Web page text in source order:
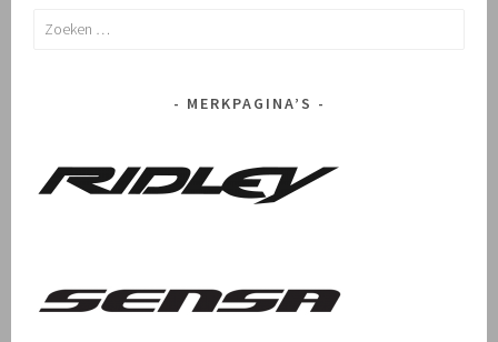
Zoeken
MERKPAGINA’S